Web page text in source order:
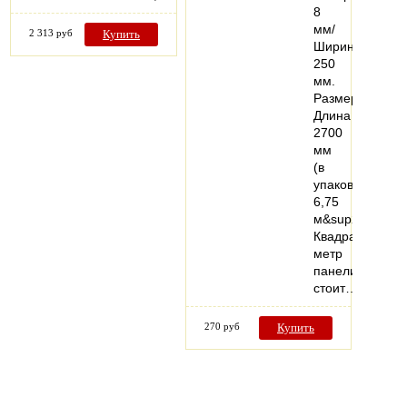
2 313 руб Купить
8
мм/
Ширина
250
мм.
Размер:
Длина
2700
мм
(в
упаковке
6,75
м&sup2;)
Квадратный
метр
панелий
стоит…
270 руб Купить